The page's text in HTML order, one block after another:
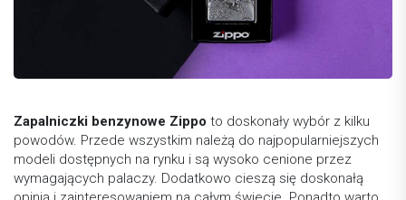
Zapalniczki benzynowe Zippo to doskonały wybór z kilku
powodów. Przede wszystkim należą do najpopularniejszych
modeli dostępnych na rynku i są wysoko cenione przez
wymagających palaczy. Dodatkowo cieszą się doskonałą